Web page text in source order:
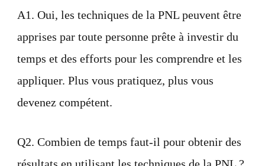
A1. Oui, les techniques de la PNL peuvent être
apprises par toute personne prête à investir du
temps et des efforts pour les comprendre et les
appliquer. Plus vous pratiquez, plus vous
devenez compétent.
Q2. Combien de temps faut-il pour obtenir des